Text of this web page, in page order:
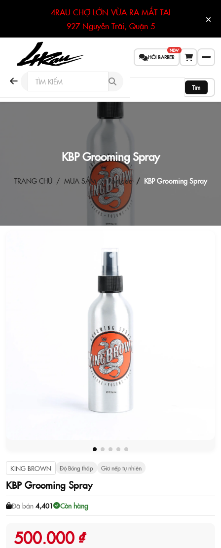
4RAU CHỢ LỚN VỪA RA MẮT TẠI
927 Nguyễn Trãi, Quận 5
HỎI BARBER
NEW
Tìm
KBP Grooming Spray
TRANG CHỦ MUA SẮM Pomade KBP Grooming Spray
KING BROWN Độ Bóng thấp Giữ nếp tự nhiên
KBP Grooming Spray
Đã bán 4,401 Còn hàng
500.000 ₫